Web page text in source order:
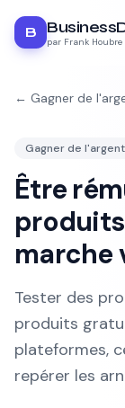
B
par Frank Houbre
← Gagner de
Gagner de l'argent
Être
marche
Tester des
produits
plateformes,
repérer les